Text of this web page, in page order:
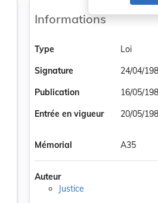
Informations
Type
Loi
Signature
24/04/
Publication
16/05/
Entrée en vigueur
20/05/
Mémorial A35
Auteur
Justice